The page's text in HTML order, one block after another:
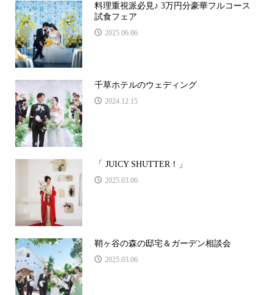
料理重視派必見♪ 3万円分豪華フルコース
試食フェア
2025.06.06
千草ホテルのウェディング
2024.12.15
「 JUICY SHUTTER！」
2025.03.06
鞘ヶ谷の森の邸宅＆ガーデン相談会
2025.03.06